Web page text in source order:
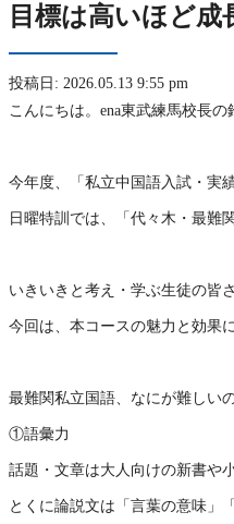
目標は高いほど成
投稿日: 2026.05.13 9:55 pm
こんにちは。ena東武練馬校長の
今年度、「私立中国語入試・実
日曜特訓では、「代々木・最難
いきいきと考え・学ぶ生徒の皆
今回は、本コースの魅力と効果
最難関私立国語、なにが難しい
①語彙力
話題・文章は大人向けの新書や
とくに論説文は「言葉の意味」